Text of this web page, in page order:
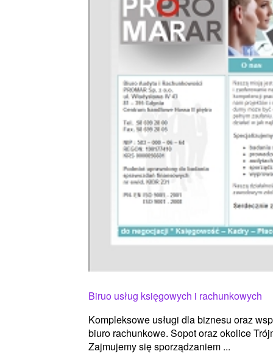
Biruo usług księgowych i rachunkowych
Kompleksowe usługi dla biznesu oraz
biuro rachunkowe. Sopot oraz okolice
Zajmujemy się sporządzaniem ...